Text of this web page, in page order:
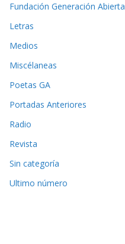
Fundación Generación Abierta
Letras
Medios
Miscélaneas
Poetas GA
Portadas Anteriores
Radio
Revista
Sin categoría
Ultimo número